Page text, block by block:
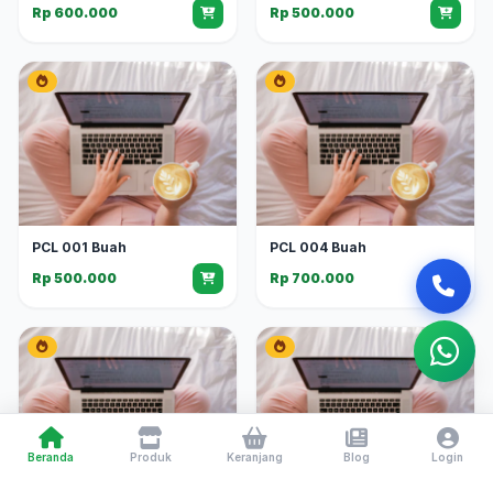
Rp 600.000
Rp 500.000
PCL 001 Buah
Rp 500.000
PCL 004 Buah
Rp 700.000
Beranda Produk Keranjang Blog Login